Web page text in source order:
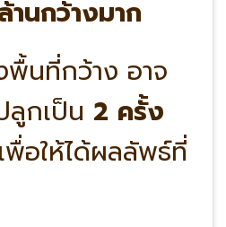
นกว้างมาก
นที่กว้าง อาจ
กเป็น 2 ครั้ง
เพื่อให้ได้ผลลัพธ์ที่